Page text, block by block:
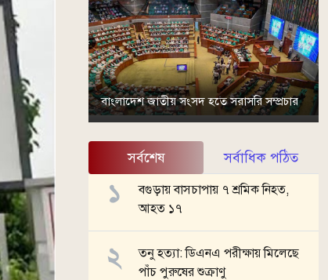
বাংলাদেশ জাতীয় সংসদ হতে সরাসরি সম্প্রচার
সর্বশেষ সর্বাধিক পঠিত
বগুড়ায় বাসচাপায় ৭ শ্রমিক নিহত,
আহত ১৭
তনু হত্যা: ডিএনএ পরীক্ষায় মিলেছে
পাঁচ পুরুষের শুক্রাণু